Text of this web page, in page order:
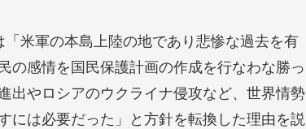
米軍の本島上陸の地であり悲惨な過去を有
の感情を国民保護計画の作成を行なわな勝っ
出やロシアのウクライナ侵攻など、世界情勢
には必要だった」と方針を転換した理由を説